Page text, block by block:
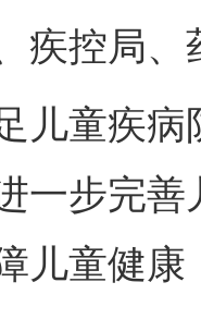
疾控局、
童疾病
一步完
儿童健